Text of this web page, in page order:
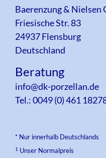
Baerenzung & Nielsen
Friesische Str. 83
24937 Flensburg
Deutschland
Beratung
info@dk-porzellan.de
Tel.: 0049 (0) 461
* Nur innerhalb Deutschlands
1 Unser Normalpreis